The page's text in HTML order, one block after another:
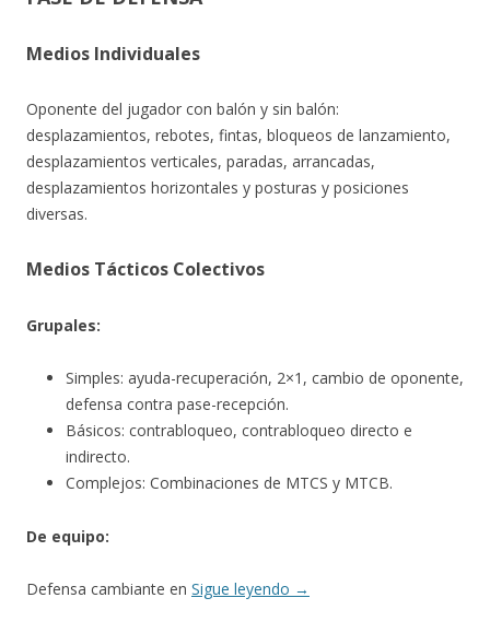
Medios Individuales
Oponente del jugador con balón y sin balón:
desplazamientos, rebotes, fintas, bloqueos de lanzamiento,
desplazamientos verticales, paradas, arrancadas,
desplazamientos horizontales y posturas y posiciones
diversas.
Medios Tácticos Colectivos
Grupales:
Simples: ayuda-recuperación, 2×1, cambio de oponente,
defensa contra pase-recepción.
Básicos: contrabloqueo, contrabloqueo directo e
indirecto.
Complejos: Combinaciones de MTCS y MTCB.
De equipo:
Defensa cambiante en Sigue leyendo →